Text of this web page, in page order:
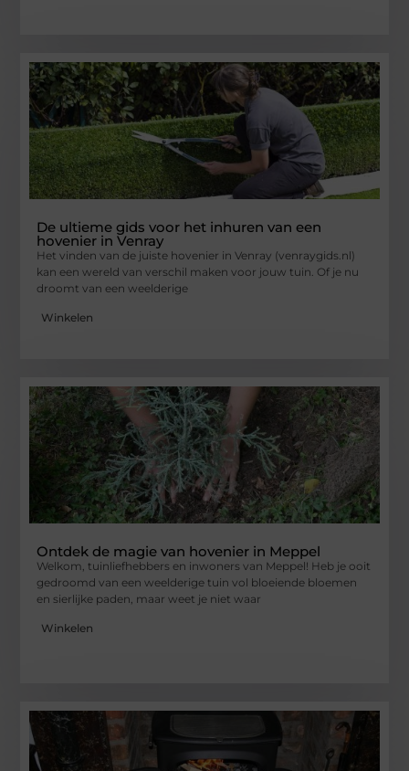
De ultieme gids voor het inhuren van een
hovenier in Venray
Het vinden van de juiste hovenier in Venray (venraygids.nl)
kan een wereld van verschil maken voor jouw tuin. Of je nu
droomt van een weelderige
Winkelen
Ontdek de magie van hovenier in Meppel
Welkom, tuinliefhebbers en inwoners van Meppel! Heb je ooit
gedroomd van een weelderige tuin vol bloeiende bloemen
en sierlijke paden, maar weet je niet waar
Winkelen